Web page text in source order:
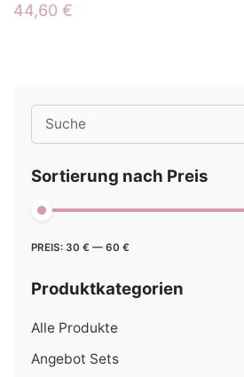
Search
for
Sortierung nach Preis
Min.
Max.
PREIS: 30 € — 60 €
Produktkategorien
Alle Produkte
Angebot Sets
44,60 €